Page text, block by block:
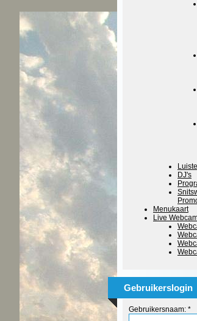
DJ's
Menukaart
Live
Gebruikerslogin
Gebruikersnaam: *